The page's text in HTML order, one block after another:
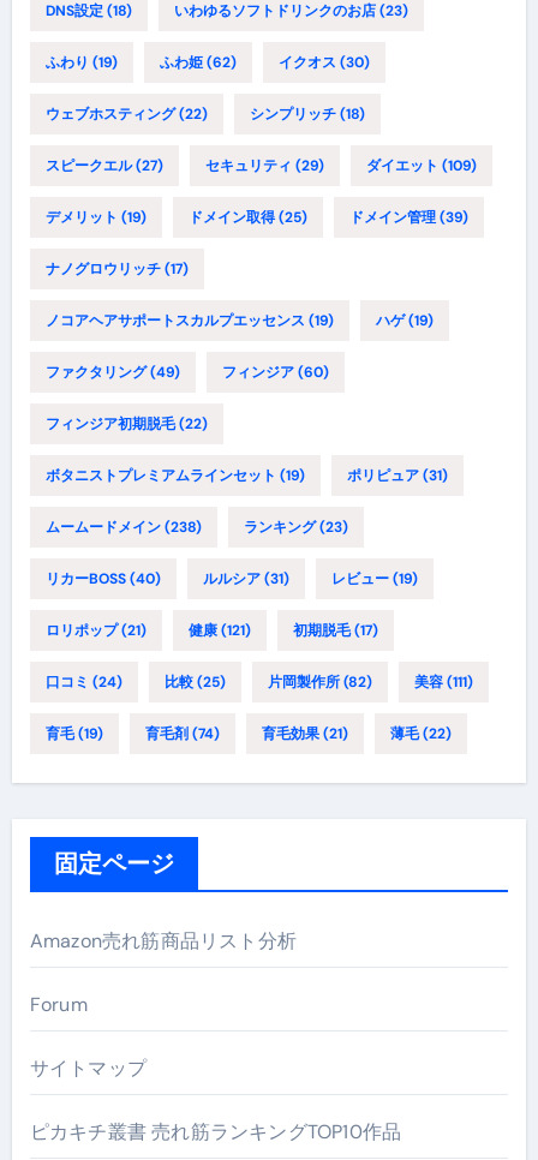
DNS設定(18) いわゆるソフトドリンクのお店(23)
ふわり (19) ふわ姫(62) イクオス (30)
ウェブホスティング(22) シンプリッチ(18)
スピークエル(27) セキュリティ (29) ダイエット (109)
デメリット (19) ドメイン取得(25) ドメイン管理(39)
ナノグロウリッチ(17)
ノコアヘアサポートスカルプエッセンス (19) ハゲ(19)
ファクタリング(49) フィンジア(60)
フィンジア初期脱毛(22)
ボタニストプレミアムラインセット (19) ポリピュア(31)
ムームードメイン(238) ランキング(23)
リカーBOSS(40) ルルシア(31) レビュー(19)
ロリポップ(21) 健康(121) 初期脱毛(17)
口コミ (24) 比較(25) 片岡製作所(82) 美容(111)
育毛(19) 育毛剤 (74) 育毛効果(21) 薄毛(22)
固定ページ
Amazon売れ筋商品リスト分析
Forum
サイトマップ
ピカキチ叢書 売れ筋ランキングTOP10作品